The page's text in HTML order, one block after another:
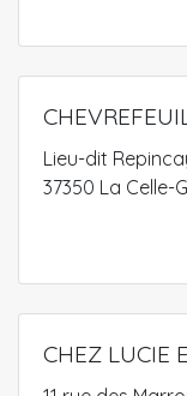
Lieu-dit
37350 La Celle-
CHEZ LUCIE